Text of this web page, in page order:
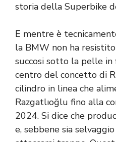
storia della Superbike
E mentre è
la BMW non ha
succosi sotto la pelle in
centro del concetto di
cilindro in linea che
Razgatlıoğlu fino alla
2024. Si dice che
e, sebbene sia